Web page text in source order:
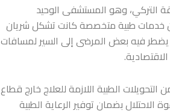
التركي، وهو المستشفى الوحيد
خدمات طبية متخصصة كانت تشكل شريان
فيه بعض المرضى إلى السير لمسافات
الطبية اللازمة للعلاج خارج قطاع
الاحتلال بضمان توفير الرعاية الطبية